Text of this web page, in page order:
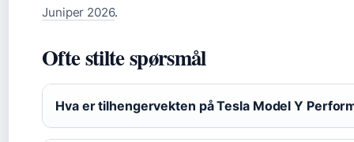
Juniper 2026.
Ofte stilte spørsmål
Hva er tilhengervekten på Tesla Model Y